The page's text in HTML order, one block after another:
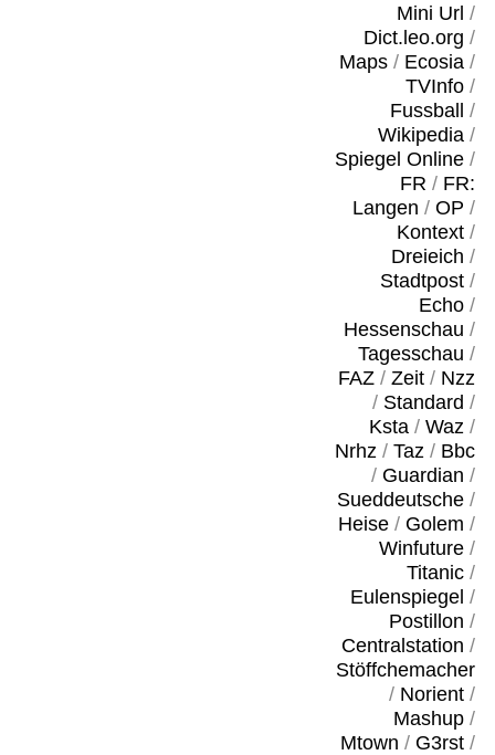
Mini Url /
Dict.leo.org /
Maps/ Ecosia/
TVInfo/
Fussball
/
Wikipedia/
Spiegel Online/
FR / FR:
Langen / OP /
Kontext/
Dreieich /
Stadtpost/
Echo/
Hessenschau /
Tagesschau /
FAZ/ Zeit/ Nzz
/ Standard /
Ksta/ Waz/
Nrhz/ Taz/ Bbc
/ Guardian /
Sueddeutsche/
Heise/ Golem /
Winfuture/
Titanic/
Eulenspiegel /
Postillon /
Centralstation /
Stöffchemacher
/ Norient/
Mashup/
Mtown / G3rst/